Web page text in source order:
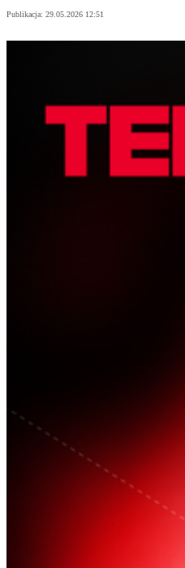
Publikacja: 29.05.2026 12:51